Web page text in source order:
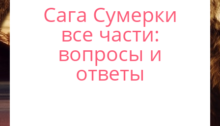
Сага Сумерки
все части:
вопросы и
ответы